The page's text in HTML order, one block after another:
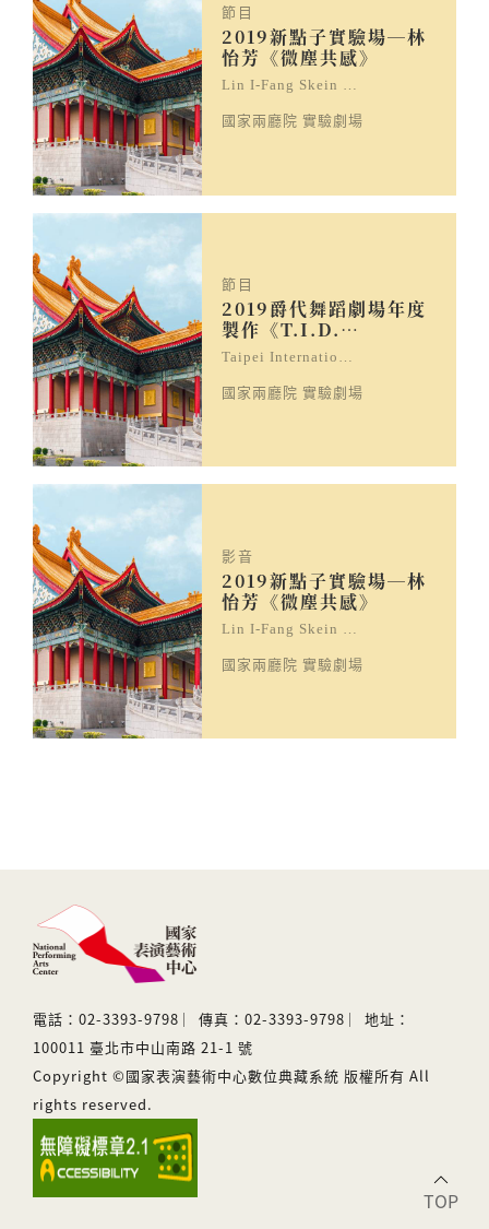
節目
2019新點子實驗場─林
怡芳《微塵共感》
Lin I-Fang Skein …
國家兩廳院 實驗劇場
節目
2019爵代舞蹈劇場年度
製作《T.I.D.…
Taipei Internatio…
國家兩廳院 實驗劇場
影音
2019新點子實驗場─林
怡芳《微塵共感》
Lin I-Fang Skein …
國家兩廳院 實驗劇場
電話：02-3393-9798 ︳傳真：02-3393-9798 ︳地址：
100011 臺北市中山南路 21-1 號
Copyright ©國家表演藝術中心數位典藏系統 版權所有 All
rights reserved.
TOP